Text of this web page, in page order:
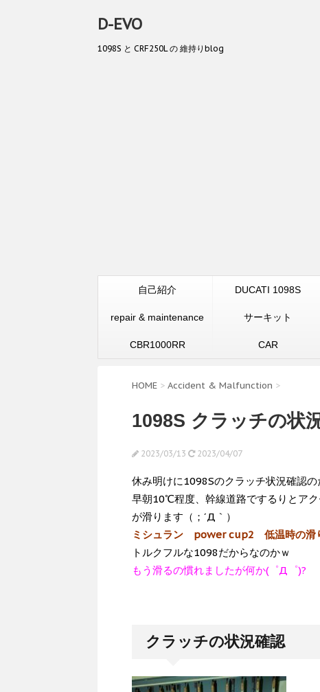
D-EVO
1098S と CRF250L の 維持りblog
自己紹介 DUCATI 1098S
repair & maintenance サーキット
CBR1000RR CAR
HOME > Accident & Malfunction >
1098S クラッチの状
2023/03/13 2023/04/07
休み明けに1098Sのクラッチ状況確認の
早朝10℃程度、幹線道路でするりとア
が滑ります（；´Д｀）
ミシュラン power cup2 低温時の滑
トルクフルな1098だからなのかｗ
もう滑るの慣れましたが何か(゜Д゜)?
クラッチの状況確認